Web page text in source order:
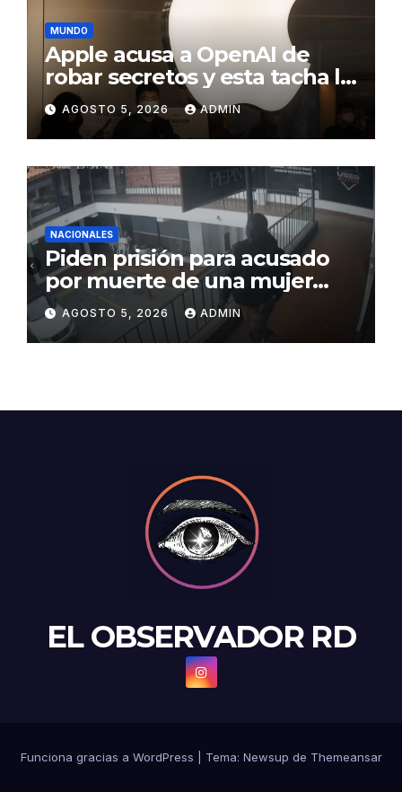
MUNDO
Apple acusa a OpenAI de
robar secretos y esta tacha la
demanda de «agresiva y
personal»
AGOSTO 5, 2026 ADMIN
NACIONALES
Piden prisión para acusado
por muerte de una mujer
durante intento de robo en
plaza comercial en Piantini
AGOSTO 5, 2026 ADMIN
EL OBSERVADOR RD
Funciona gracias a WordPress Tema: Newsup de Themeansar